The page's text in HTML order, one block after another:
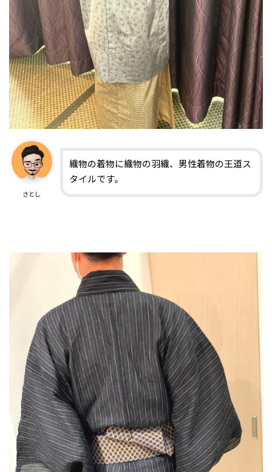
さとし
織物の着物に織物の羽織、男性着物の王道ス
タイルです。